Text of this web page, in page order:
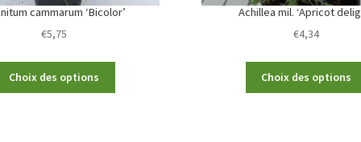
cammarum ‘Bicolor’
€5,75
Choix des options
Achillea mil. ‘Apricot
€4,34
Choix des options